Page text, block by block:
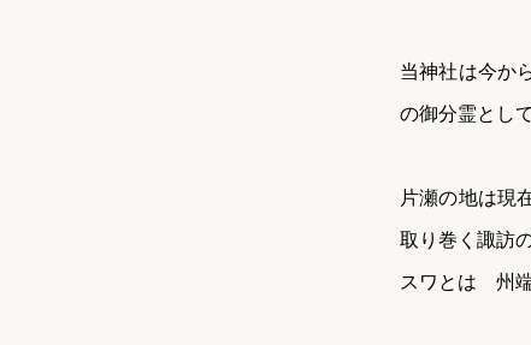
当神社は今か
の御分霊とし
片瀬の地は現
取り巻く諏訪
スワとは 州端